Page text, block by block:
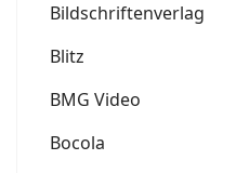
Bildschriftenverlag
Blitz
BMG Video
Bocola